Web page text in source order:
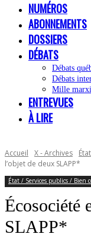
NUMÉROS
ABONNEMENTS
DOSSIERS
DÉBATS
Débats
Débats
Mille
ENTREVUES
À LIRE
Accueil X - Archives
l’objet de deux SLAPP*
État / Services publics / Bien
Écosociété
SLAPP*